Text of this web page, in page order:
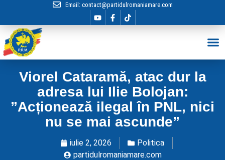
Email: contact@partidulromaniamare.com
Viorel Cataramă, atac dur la
adresa lui Ilie Bolojan:
”Acționează ilegal în PNL, nici
nu se mai ascunde”
iulie 2, 2026
Politica
partidulromaniamare.com